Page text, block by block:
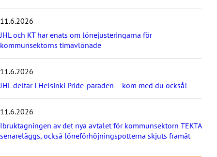
e
n
y
h
e
t
e
n
a
11.6.2026
JHL och KT har enats om lönejusteringarna för
kommunsektorns timavlönade
11.6.2026
JHL deltar i Helsinki Pride-paraden – kom med du också!
11.6.2026
Ibruktagningen av det nya avtalet för kommunsektorn TEKTA
senareläggs, också löneförhöjningspotterna skjuts framåt